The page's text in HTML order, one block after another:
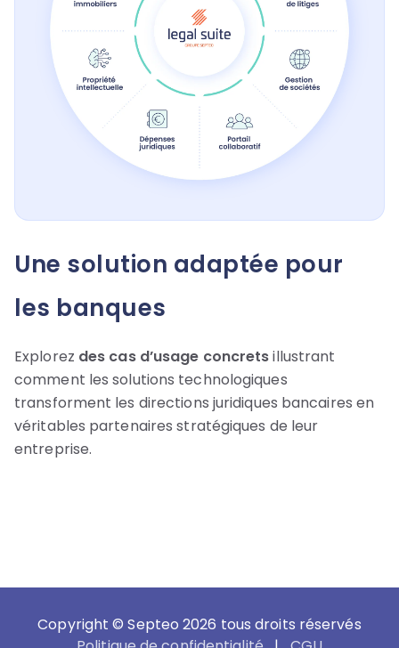
Une solution adaptée pour
les banques
Explorez des cas d’usage concretsillustrant
comment les solutions technologiques
transforment les directions juridiques bancaires en
véritables partenaires stratégiques de leur
entreprise.
Copyright © Septeo 2026 tous droits réservés